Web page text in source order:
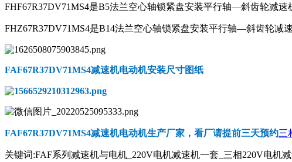
FHF67R37DV71MS4是B5法兰空心轴锁紧盘安装平行轴—斜齿轮减速
FHZ67R37DV71MS4是B14法兰空心轴锁紧盘安装平行轴—斜齿轮减
FAF67R37DV71MS4减速机电动机安装尺寸图纸
FAF67R37DV71MS4减速机电动机生产厂家，看厂请提前三天预约三
关键词:FAF系列减速机与电机_220V电机减速机一套_三相220V电机